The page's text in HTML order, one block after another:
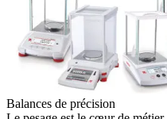
Balances de précision